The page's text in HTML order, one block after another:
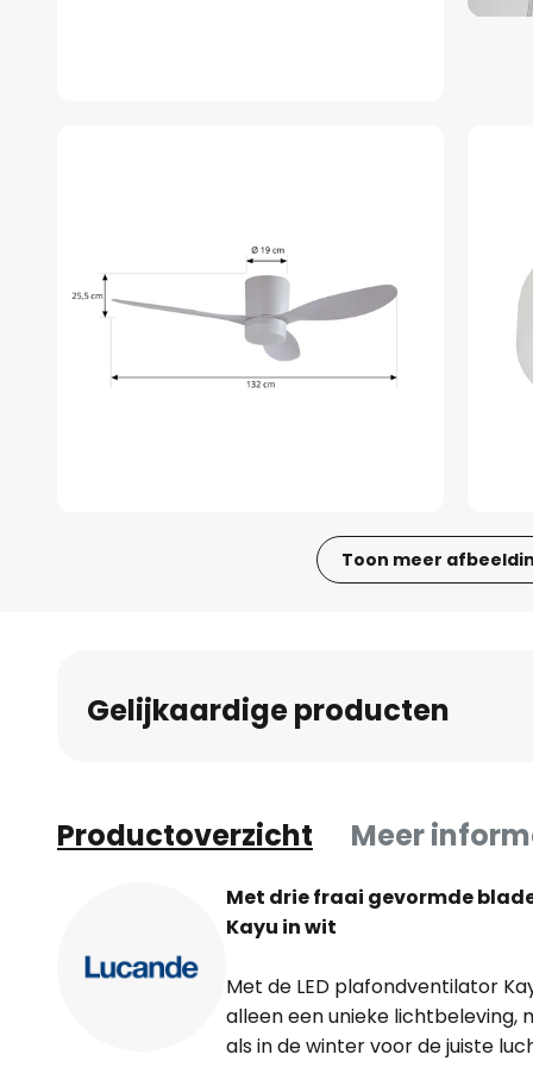
Toon meer
vanGelijkaardige producten
Productoverzicht Meer
Met drie fraai gevormde
Kayu in wit
Met de LED plafondventilator
alleen een unieke lichtbeleving,
als in de winter voor de juiste